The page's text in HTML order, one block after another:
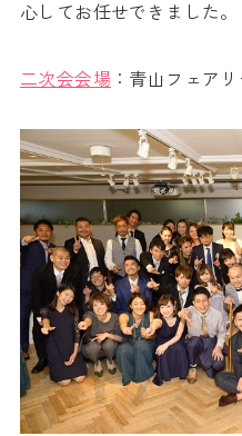
心してお任せできました。
二次会会場：青山フェアリ